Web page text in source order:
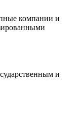
компании и
и